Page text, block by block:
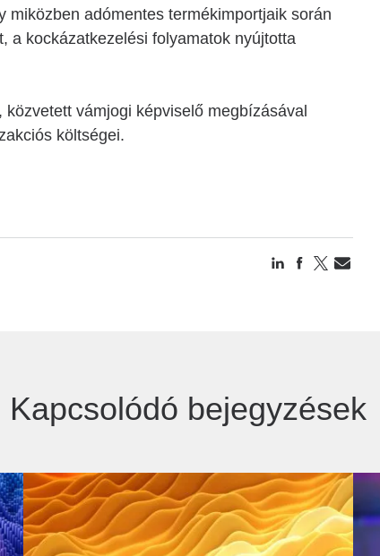
adómentes termékimportjaik során
a kockázatkezelési folyamatok nyújtotta
vámjogi képviselő megbízásával
költségei.
Kapcsolódó bejegyzések